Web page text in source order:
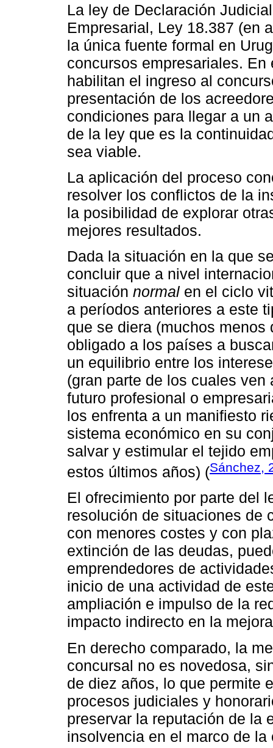
La ley de Declaración
Empresarial, Ley 18.387 (en
la única fuente formal en
concursos empresariales.
habilitan el ingreso al
presentación de los
condiciones para llegar a un
de la ley que es la
sea viable.
La aplicación del proceso
resolver los conflictos de la
la posibilidad de explorar
mejores resultados.
Dada la situación en la que
concluir que a nivel
situación normal en el ciclo
a períodos anteriores a este
que se diera (muchos
obligado a los países a
un equilibrio entre los
(gran parte de los cuales
futuro profesional o
los enfrenta a un manifiesto
sistema económico en su
salvar y estimular el tejido
estos últimos años) (Sánchez,
El ofrecimiento por parte del
resolución de situaciones de
con menores costes y con
extinción de las deudas,
emprendedores de
inicio de una actividad de
ampliación e impulso de la
impacto indirecto en la
En derecho comparado, la
concursal no es novedosa,
de diez años, lo que permite
procesos judiciales y
preservar la reputación de la
insolvencia en el marco de